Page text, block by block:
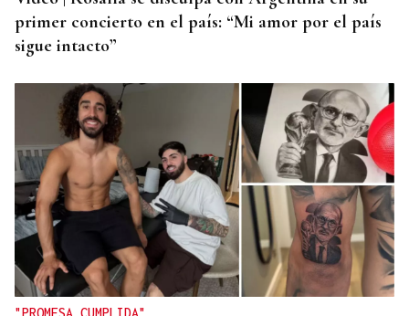
primer concierto en el país: “Mi amor por el país
sigue intacto”